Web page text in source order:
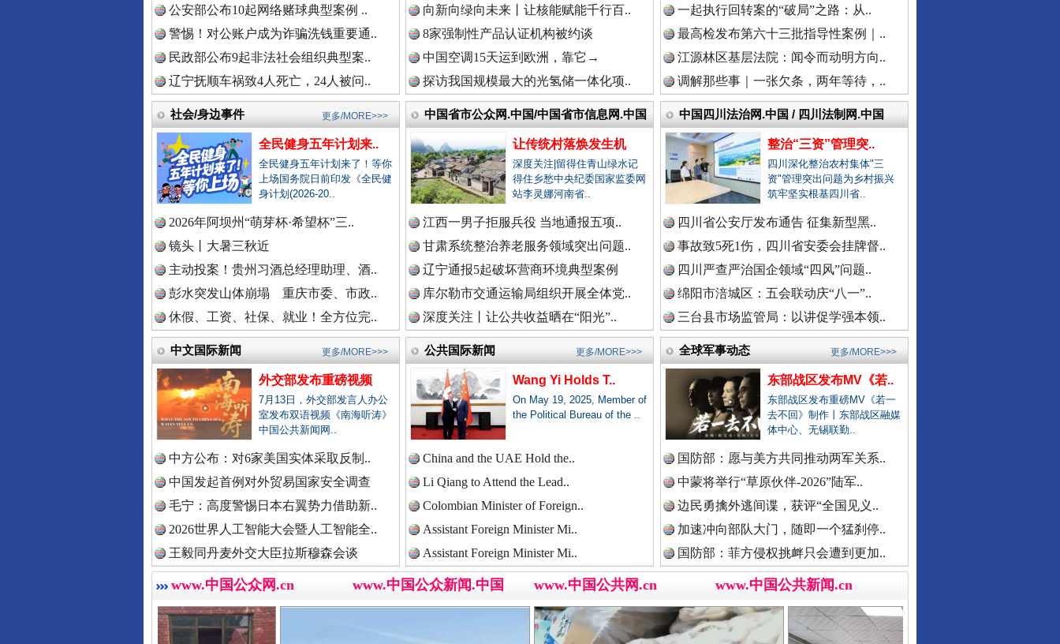
“市长信箱”出现答复错误问题
中日友好医院通报肖某相关问题
官方通报“三河广告牌匾改色”
教师被举报用假身份与女生恋爱
网民反映新能源充电电价差异大
广西一栋5层楼墙体和地基开裂
天津市委常委、组织部部长周德..
官方通报西安赛格商场坠亡事件
执行局长被指低俗骚扰女当事人
当地通报"白某某涉嫌婚内出轨"..
查实作弊！河南通报"三支一扶"..
贵州贵定通报"洛北河伴漂服务"..
衡水通报安平志臻中学相关情况
河南通报“三支一扶”高分争议
武汉大学口腔医院通报女子正颌..
销售毒性中药材，亳州连夜通报
官方通报“楼盘雕花侵权LV被起..
医院对未成年实施终止妊娠手术..
广西一女流浪汉怀孕？当地辟谣
一救护车在批发市场卸载水果？
贾平凹之女贾浅浅硕士学位被撤..
一国企董事长被曝办公室收礼金
被曝非法地磅后，章贡连夜调查
女职工生育津贴申领一年未发放
接群众反映后，运城市连夜排查
“民办学校竹子学校举办方代表..
中国公众新闻网.中国
中国公民新闻网.中国
中国公共新闻网.中国
中国法制新闻网.中国
中国法治新闻网.中国
中国法院新闻网.中国
中国检察新闻网.中国
中国医药新闻网.中国
中国企业新闻网.中国
衣柜里的秘密 高速路上逆行称"我一路开着双闪".. 现场视频！山东舰出扼台东
春天里的科技盛宴 烦心事变舒心事 同心逐梦
公安部公布10起网络赌球典型案例 ..
警惕！对公账户成为诈骗洗钱重要通..
民政部公布9起非法社会组织典型案..
辽宁抚顺车祸致4人死亡，24人被问..
向新向绿向未来丨让核能赋能千行百..
8家强制性产品认证机构被约谈
中国空调15天运到欧洲，靠它→
探访我国规模最大的光氢储一体化项..
一起执行回转案的“破局”之路：从..
最高检发布第六十三批指导性案例｜..
江源林区基层法院：闻令而动明方向..
调解那些事｜一张欠条，两年等待，..
社会/身边事件
全民健身五年计划来..
全民健身五年计划来了！等你
上场国务院日前印发《全民健
身计划(2026-20..
2026年阿坝州“萌芽杯·希望杯”三..
镜头丨大暑三秋近
主动投案！贵州习酒总经理助理、酒..
彭水突发山体崩塌 重庆市委、市政..
休假、工资、社保、就业！全方位完..
更多/MORE>>> 中国省市公众网.中国/中国省市信息网.中国
让传统村落焕发生机
深度关注|留得住青山绿水记
得住乡愁中央纪委国家监委网
站李灵娜河南省..
江西一男子拒服兵役 当地通报五项..
甘肃系统整治养老服务领域突出问题..
辽宁通报5起破坏营商环境典型案例
库尔勒市交通运输局组织开展全体党..
深度关注丨让公共收益晒在“阳光”..
中国四川法治网.中国 / 四川法制网.中国
整治“三资”管理突..
四川深化整治农村集体"三
资"管理突出问题为乡村振兴
筑牢坚实根基四川省..
四川省公安厅发布通告 征集新型黑..
事故致5死1伤，四川省安委会挂牌督..
四川严查严治国企领域“四风”问题..
绵阳市涪城区：五会联动庆“八一”..
三台县市场监管局：以讲促学强本领..
中文国际新闻
外交部发布重磅视频
7月13日，外交部发言人办公
室发布双语视频《南海听涛》
中国公共新闻网..
中方公布：对6家美国实体采取反制..
中国发起首例对外贸易国家安全调查
毛宁：高度警惕日本右翼势力借助新..
2026世界人工智能大会暨人工智能全..
王毅同丹麦外交大臣拉斯穆森会谈
更多/MORE>>> 公共国际新闻
Wang Yi Holds T..
On May 19, 2025, Member of
the Political Bureau of the ..
China and the UAE Hold the..
Li Qiang to Attend the Lead..
Colombian Minister of Foreign..
Assistant Foreign Minister Mi..
Assistant Foreign Minister Mi..
更多/MORE>>> 全球军事动态
东部战区发布MV《若..
东部战区发布重磅MV《若一
去不回》制作丨东部战区融媒
体中心、无锡联勤..
国防部：愿与美方共同推动两军关系..
中蒙将举行“草原伙伴-2026”陆军..
边民勇擒外逃间谍，获评“全国见义..
加速冲向部队大门，随即一个猛刹停..
国防部：菲方侵权挑衅只会遭到更加..
更多/MORE>>>
www.中国公众网.cn www.中国公众新闻.中国 www.中国公共网.cn www.中国公共新闻.cn